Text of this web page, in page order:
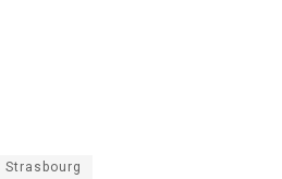
Strasbourg